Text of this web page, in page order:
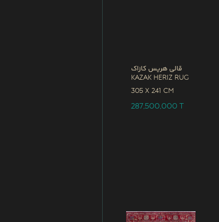
قالی هریس کازاک
Kazak Heriz Rug
305 x 241 CM
287,500,000T